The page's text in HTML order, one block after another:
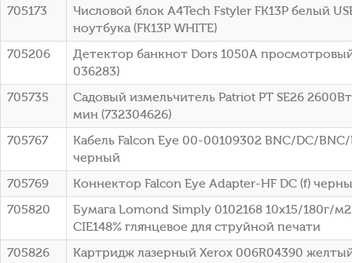
705173
Числовой блок A4Tech Fstyler FK13P белый
ноутбука (FK13P WHITE)
705206
Детектор банкнот Dors 1050A
036283)
705735
Садовый измельчитель Patriot PT SE26
мин (732304626)
705767
Кабель Falcon Eye 00-00109302 BNC/DC/
черный
705769
Коннектор Falcon Eye Adapter-HF DC (f)
705820
Бумага Lomond Simply 0102168 10x15/180г/
CIE148% глянцевое для струйной печати
705826
Картридж лазерный Xerox 006R04390